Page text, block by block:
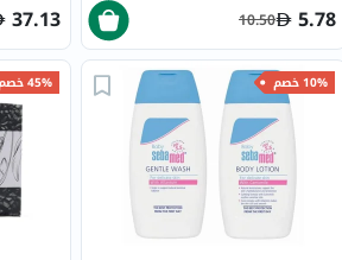
5.78
10.50
37.13
10% خصم 45% خصم